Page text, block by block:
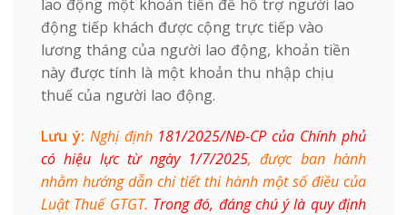
lao động một khoản tiền để hỗ trợ người lao
động tiếp khách được cộng trực tiếp vào
lương tháng của người lao động, khoản tiền
này được tính là một khoản thu nhập chịu
thuế của người lao động.
Lưu ý: Nghị định 181/2025/NĐ-CP của Chính phủ
có hiệu lực từ ngày 1/7/2025, được ban hành
nhằm hướng dẫn chi tiết thi hành một số điều của
Luật Thuế GTGT. Trong đó, đáng chú ý là quy định